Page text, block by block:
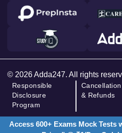
© 2026 Adda247. All rights
Responsible
Disclosure
Program
Cancellation
& Refunds
Access 600+ Exams Mock Tests